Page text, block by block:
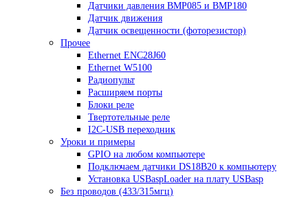
Датчики давления BMP085 и BMP180
Датчик движения
Датчик освещенности (фоторезистор)
Прочее
Ethernet ENC28J60
Ethernet W5100
Радиопульт
Расширяем порты
Блоки реле
Твертотельные реле
I2C-USB переходник
Уроки и примеры
GPIO на любом компьютере
Подключаем датчики DS18B20 к компьютеру
Установка USBaspLoader на плату USBasp
Без проводов (433/315мгц)